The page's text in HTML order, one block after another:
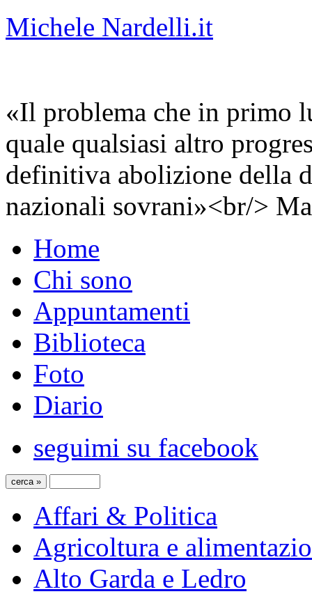
Michele Nardelli.it
«Il problema che in primo
quale qualsiasi altro
definitiva abolizione della
nazionali sovrani»<br/>
Home
Chi sono
Appuntamenti
Biblioteca
Foto
Diario
seguimi su facebook
Affari & Politica
Agricoltura e
Alto Garda e Ledro